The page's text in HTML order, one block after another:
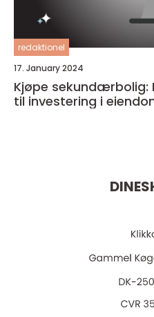
redaktionel
17. January 2024
Kjøpe sekundærbolig:
til investering i